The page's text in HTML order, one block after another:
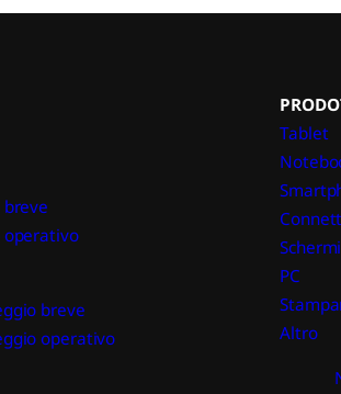
operativo
breve
operativo
Tablet
Schermi
PC
Altro